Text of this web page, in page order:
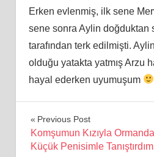
Erken evlenmiş, ilk sene
sene sonra Aylin doğduktan
tarafından terk edilmişti.
olduğu yatakta yatmış Arzu
hayal ederken uyumuşum
Yazı
gezinmesi
Previous Post
Komşumun Kızıyla
Küçük Penisimle Tanıştırdım